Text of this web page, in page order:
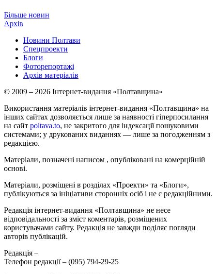
Більше новин
Архів
Новини Полтави
Спецпроекти
Блоги
Фоторепортажі
Архів матеріалів
© 2009 – 2026 Інтернет-видання «Полтавщина»
Використання матеріалів інтернет-видання «Полтавщина» на
інших сайтах дозволяється лише за наявності гіперпосилання
на сайт poltava.to, не закритого для індексації пошуковими
системами; у друкованих виданнях — лише за погодженням з
редакцією.
Матеріали, позначені написом , опубліковані на комерційній
основі.
Матеріали, розміщені в розділах «Проекти» та «Блоги»,
публікуються за ініціативи сторонніх осіб і не є редакційними.
Редакція інтернет-видання «Полтавщина» не несе
відповідальності за зміст коментарів, розміщених
користувачами сайту. Редакція не завжди поділяє погляди
авторів публікацій.
Редакція –
Телефон редакції – (095) 794-29-25